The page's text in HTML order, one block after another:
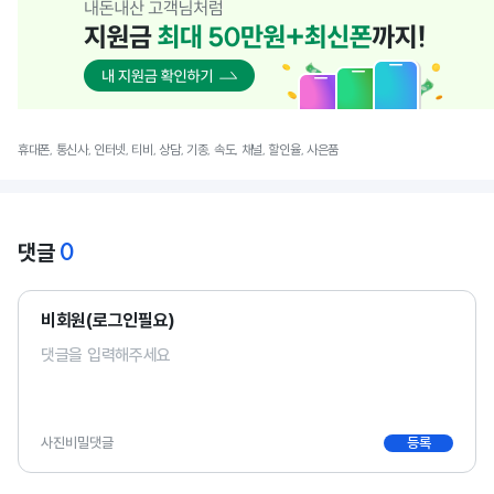
휴대폰, 통신사, 인터넷, 티비, 상담, 기종, 속도, 채널, 할인율, 사은품
댓글 0
비회원(로그인필요)
사진비밀댓글 등록